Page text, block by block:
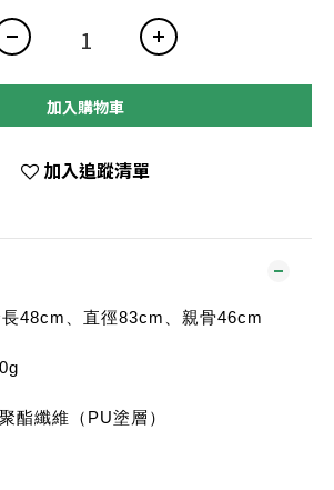
加入購物車
加入追蹤清單
48cm、直徑83cm、親骨46cm
酯纖維（PU塗層）